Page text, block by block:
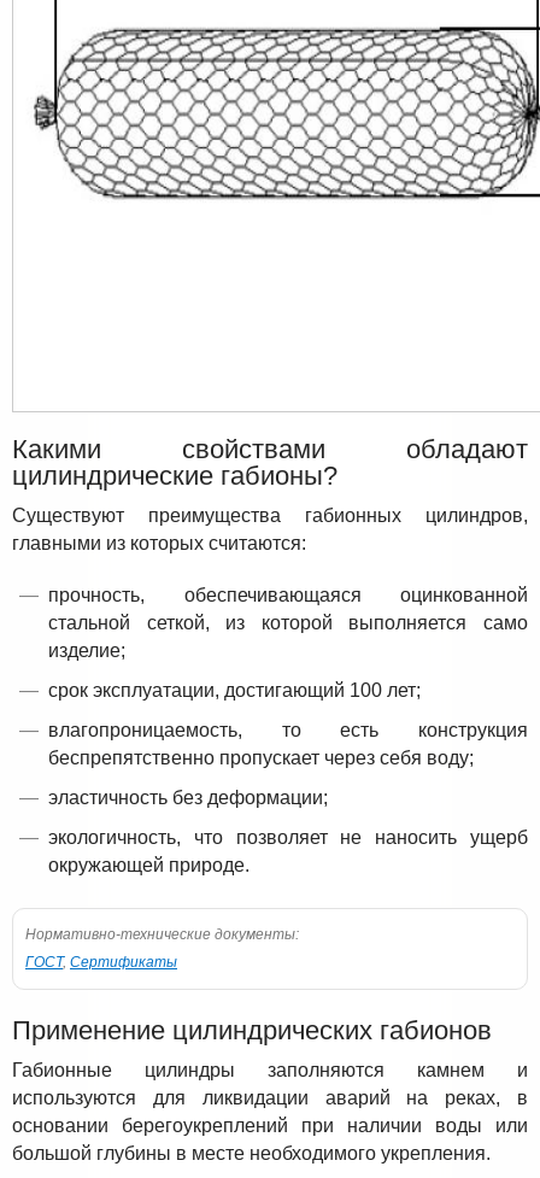
Какими свойствами обладают
цилиндрические габионы?
Существуют преимущества габионных цилиндров,
главными из которых считаются:
прочность, обеспечивающаяся оцинкованной
стальной сеткой, из которой выполняется само
изделие;
срок эксплуатации, достигающий 100 лет;
влагопроницаемость, то есть конструкция
беспрепятственно пропускает через себя воду;
эластичность без деформации;
экологичность, что позволяет не наносить ущерб
окружающей природе.
Нормативно-технические документы:
ГОСТ, Сертификаты
Применение цилиндрических габионов
Габионные цилиндры заполняются камнем и
используются для ликвидации аварий на реках, в
основании берегоукреплений при наличии воды или
большой глубины в месте необходимого укрепления.